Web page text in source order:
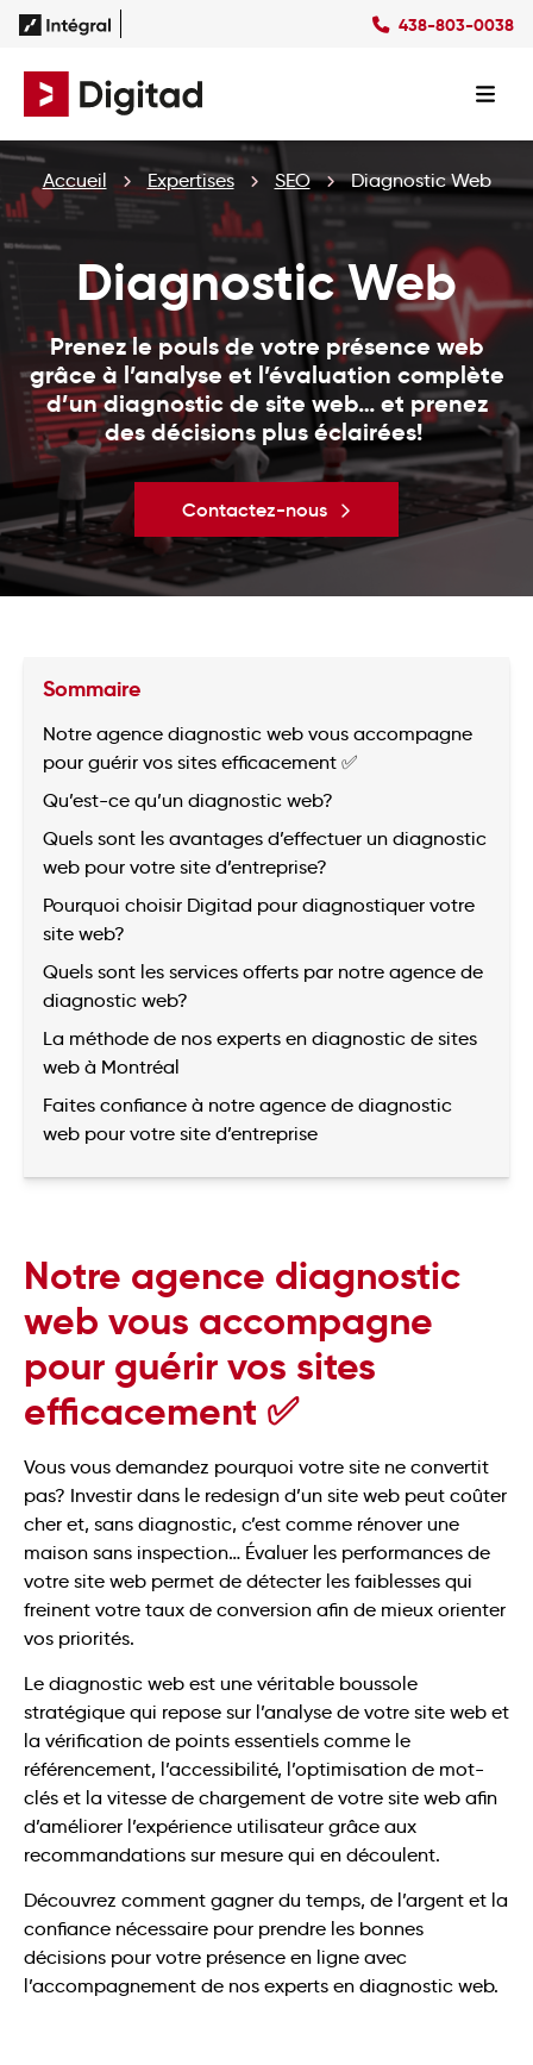
438-803-0038
SEM
Social Ads
Conception Site Web
Formations Web
ForfaitsForfaits SEO
Forfaits SEM
Forfaits Display
Forfaits Social Ads
Forfaits Médias Sociaux
SuccèsCultureRessourcesEN
Accueil Expertises SEO Diagnostic Web
Diagnostic Web
Prenez le pouls de votre présence web
grâce à l’analyse et l’évaluation complète
d’un diagnostic de site web… et prenez
des décisions plus éclairées!
Contactez-nous
Sommaire
Notre agence diagnostic web vous accompagne
pour guérir vos sites efficacement ✅
Qu’est-ce qu’un diagnostic web?
Quels sont les avantages d’effectuer un diagnostic
web pour votre site d’entreprise?
Pourquoi choisir Digitad pour diagnostiquer votre
site web?
Quels sont les services offerts par notre agence de
diagnostic web?
La méthode de nos experts en diagnostic de sites
web à Montréal
Faites confiance à notre agence de diagnostic
web pour votre site d’entreprise
Notre agence diagnostic
web vous accompagne
pour guérir vos sites
efficacement ✅
Vous vous demandez pourquoi votre site ne convertit
pas? Investir dans le redesign d’un site web peut coûter
cher et, sans diagnostic, c’est comme rénover une
maison sans inspection… Évaluer les performances de
votre site web permet de détecter les faiblesses qui
freinent votre taux de conversion afin de mieux orienter
vos priorités.
Le diagnostic web est une véritable boussole
stratégique qui repose sur l’analyse de votre site web et
la vérification de points essentiels comme le
référencement, l’accessibilité, l’optimisation de mot-
clés et la vitesse de chargement de votre site web afin
d’améliorer l’expérience utilisateur grâce aux
recommandations sur mesure qui en découlent.
Découvrez comment gagner du temps, de l’argent et la
confiance nécessaire pour prendre les bonnes
décisions pour votre présence en ligne avec
l’accompagnement de nos experts en diagnostic web.